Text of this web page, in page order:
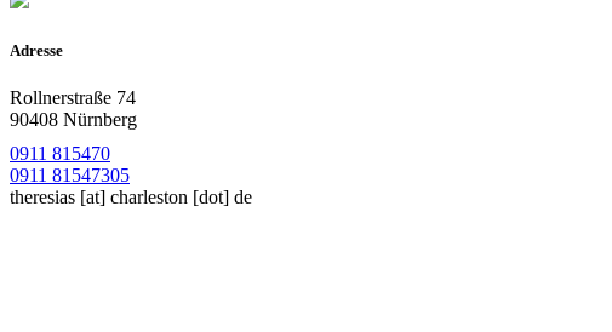
Adresse
Rollnerstraße 74
90408 Nürnberg
0911 815470
0911 81547305
theresias [at] charleston [dot] de